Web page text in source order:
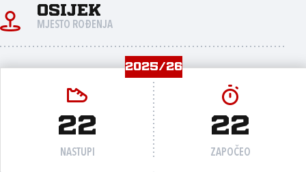
Osijek
MJESTO ROĐENJA
2025/26
22
NASTUPI
22
ZAPOČEO